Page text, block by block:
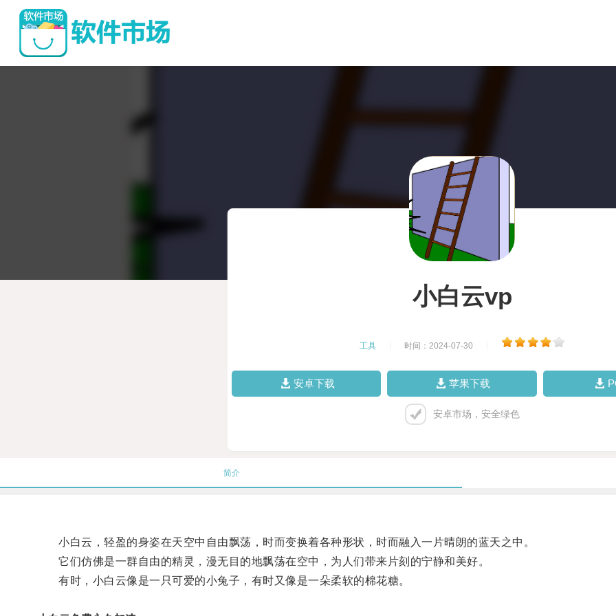
小白云vp
工具 时间：2024-07-30
安卓下载 苹果下载
安卓市场，安全绿色
简介
小白云，轻盈的身姿在天空中自由飘荡，时而变换着各种形状，时而融入一片晴朗的蓝天之中。
它们仿佛是一群自由的精灵，漫无目的地飘荡在空中，为人们带来片刻的宁静和美好。
有时，小白云像是一只可爱的小兔子，有时又像是一朵柔软的棉花糖。